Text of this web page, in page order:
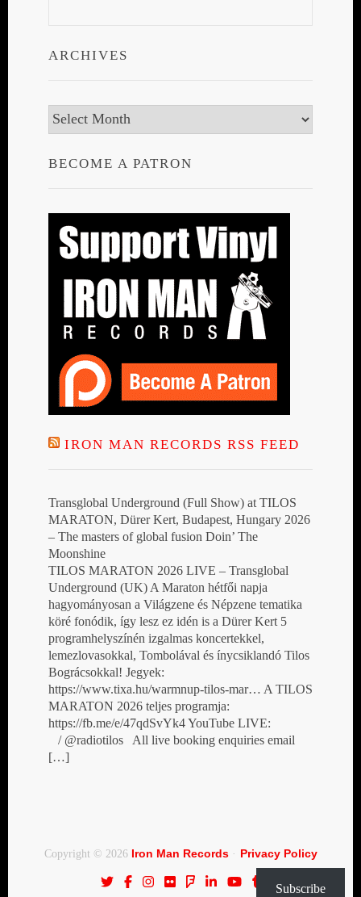
ARCHIVES
Archives
BECOME A PATRON
IRON MAN RECORDS RSS FEED
Transglobal Underground (Full Show) at TILOS
MARATON, Dürer Kert, Budapest, Hungary 2026
– The masters of global fusion Doin’ The
Moonshine
TILOS MARATON 2026 LIVE – Transglobal
Underground (UK) A Maraton hétfői napja
hagyományosan a Világzene és Népzene tematika
köré fonódik, így lesz ez idén is a Dürer Kert 5
programhelyszínén izgalmas koncertekkel,
lemezlovasokkal, Tombolával és ínycsiklandó Tilos
Bográcsokkal! Jegyek:
https://www.tixa.hu/warmnup-tilos-mar… A TILOS
MARATON 2026 teljes programja:
https://fb.me/e/47qdSvYk4 YouTube LIVE:
/ @radiotilos All live booking enquiries email
[…]
Copyright © 2026 Iron Man Records· Privacy Policy
Subscribe